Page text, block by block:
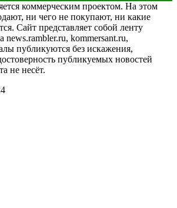
коммерческим проектом. На этом
ни чего не покупают, ни какие
Сайт представляет собой ленту
news.rambler.ru, kommersant.ru,
публикуются без искажения,
публикуемых новостей
не несёт.